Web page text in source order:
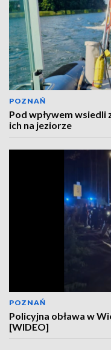
POZNAŃ
Pod wpływem wsiedli
ich na jeziorze
POZNAŃ
Policyjna obława w
[WIDEO]